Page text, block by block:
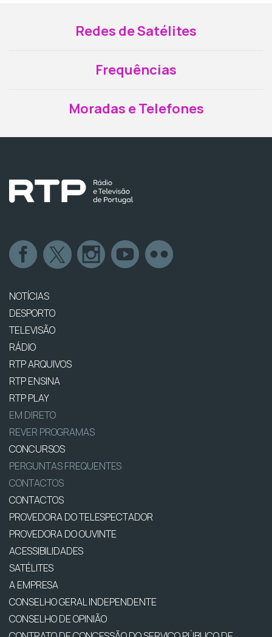
Redes de Satélites
Frequências
Moradas e Telefones
NOTÍCIAS
DESPORTO
TELEVISÃO
RÁDIO
RTP ARQUIVOS
RTP ENSINA
RTP PLAY
EM DIRETO
REVER PROGRAMAS
CONCURSOS
PERGUNTAS FREQUENTES
CONTACTOS
CONTACTOS
PROVEDORA DO TELESPECTADOR
PROVEDORA DO OUVINTE
ACESSIBILIDADES
SATÉLITES
A EMPRESA
CONSELHO GERAL INDEPENDENTE
CONSELHO DE OPINIÃO